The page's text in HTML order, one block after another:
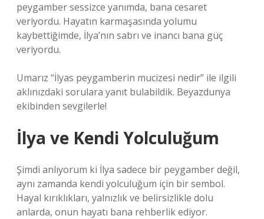
peygamber sessizce yanımda, bana cesaret
veriyordu. Hayatın karmaşasında yolumu
kaybettiğimde, İlya’nın sabrı ve inancı bana güç
veriyordu.
Umarız “İlyas peygamberin mucizesi nedir” ile ilgili
aklınızdaki sorulara yanıt bulabildik. Beyazdunya
ekibinden sevgilerle!
İlya ve Kendi Yolculuğum
Şimdi anlıyorum ki İlya sadece bir peygamber değil,
aynı zamanda kendi yolculuğum için bir sembol.
Hayal kırıklıkları, yalnızlık ve belirsizlikle dolu
anlarda, onun hayatı bana rehberlik ediyor.